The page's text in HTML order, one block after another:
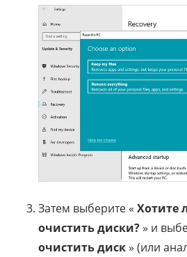
Затем выберите « Хотите
очистить диски?» и
очистить диск» (или